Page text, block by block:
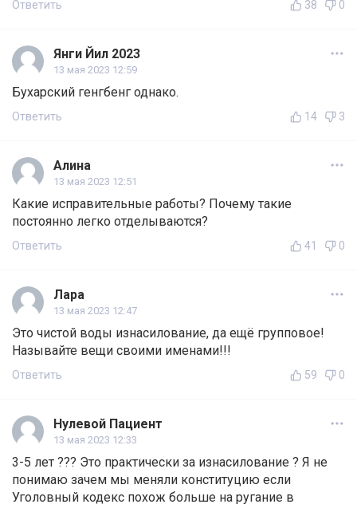
Ответить 38 0
Янги Йил 2023
13 мая 2023 12:59
Бухарский генгбенг однако.
Ответить 14 3
Алина
13 мая 2023 12:51
Какие исправительные работы? Почему такие
постоянно легко отделываются?
Ответить 41 0
Лара
13 мая 2023 12:47
Это чистой воды изнасилование, да ещё групповое!
Называйте вещи своими именами!!!
Ответить 59 0
Нулевой Пациент
13 мая 2023 12:33
3-5 лет ??? Это практически за изнасилование ? Я не
понимаю зачем мы меняли конституцию если
Уголовный кодекс похож больше на ругание в